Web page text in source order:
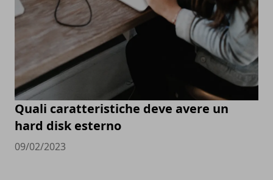
Quali caratteristiche deve avere un
hard disk esterno
09/02/2023